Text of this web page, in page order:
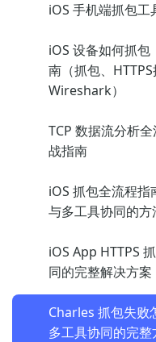
iOS 手机端抓包
iOS 设备如何抓
南（抓包、
Wireshark）
TCP 数据流分析
战指南
iOS 抓包全流程指
与多工具协同的方
iOS App HTTPS
同的完整解决方案
Charles 抓包失败
多工具协同的完整